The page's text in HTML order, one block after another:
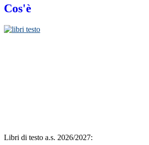
Cos'è
Libri di testo a.s. 2026/2027: